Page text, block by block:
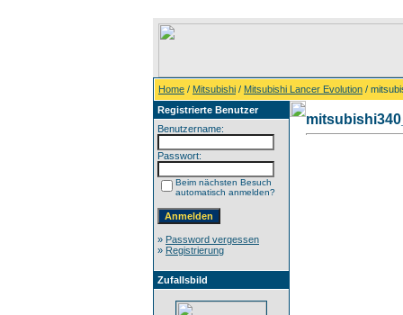
Home / Mitsubishi / Mitsubishi Lancer Evolution /
Registrierte Benutzer
Benutzername:
Passwort:
Beim nächsten Besuch
automatisch anmelden?
» Password vergessen
» Registrierung
Zufallsbild